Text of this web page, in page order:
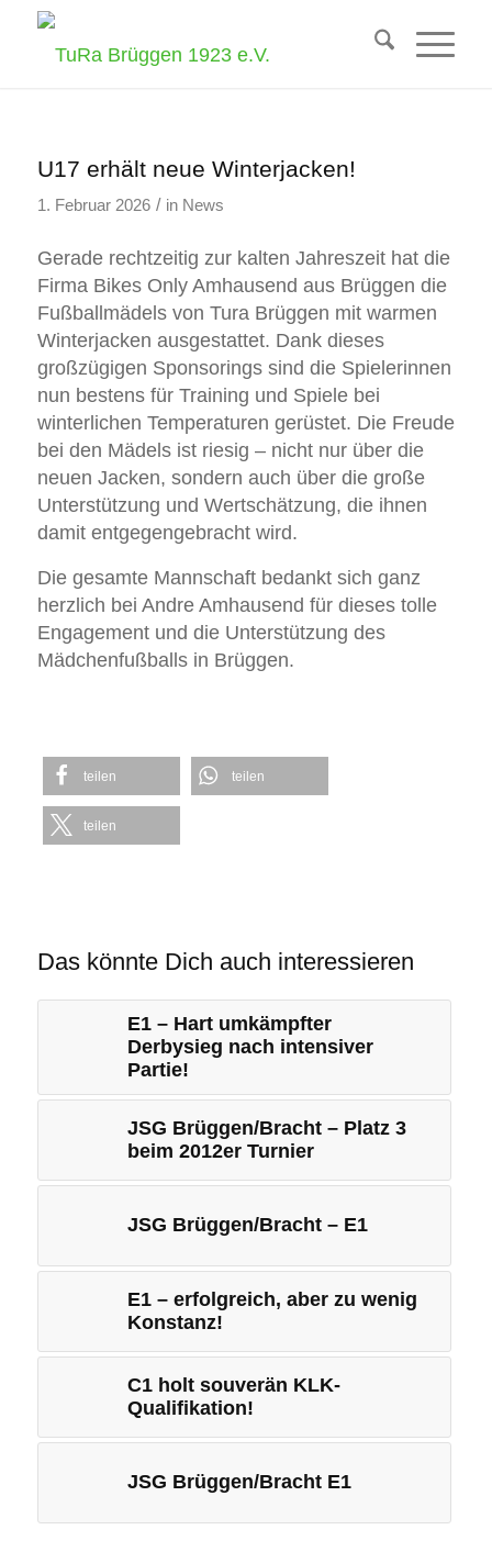
U17 erhält neue Winterjacken!
1. Februar 2026 / in News
Gerade rechtzeitig zur kalten Jahreszeit hat die
Firma Bikes Only Amhausend aus Brüggen die
Fußballmädels von Tura Brüggen mit warmen
Winterjacken ausgestattet. Dank dieses
großzügigen Sponsorings sind die Spielerinnen
nun bestens für Training und Spiele bei
winterlichen Temperaturen gerüstet. Die Freude
bei den Mädels ist riesig – nicht nur über die
neuen Jacken, sondern auch über die große
Unterstützung und Wertschätzung, die ihnen
damit entgegengebracht wird.
Die gesamte Mannschaft bedankt sich ganz
herzlich bei Andre Amhausend für dieses tolle
Engagement und die Unterstützung des
Mädchenfußballs in Brüggen.
teilen teilen
teilen
Das könnte Dich auch interessieren
E1 – Hart umkämpfter
Derbysieg nach intensiver
Partie!
JSG Brüggen/Bracht – Platz 3
beim 2012er Turnier
JSG Brüggen/Bracht – E1
E1 – erfolgreich, aber zu wenig
Konstanz!
C1 holt souverän KLK-
Qualifikation!
JSG Brüggen/Bracht E1